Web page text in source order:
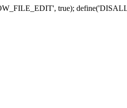
true);